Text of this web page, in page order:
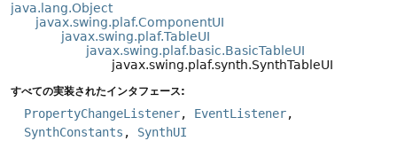
java.lang.Object
javax.swing.plaf.ComponentUI
javax.swing.plaf.TableUI
javax.swing.plaf.basic.BasicTableUI
javax.swing.plaf.synth.SynthTableUI
すべての実装されたインタフェース:
PropertyChangeListener, EventListener,
SynthConstants , SynthUI